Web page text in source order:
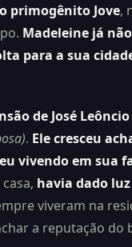
primogênito Jove,
Madeleine já
para a sua
de José
. Ele cresceu
vivendo em sua
havia dado
viveram na
a reputação do